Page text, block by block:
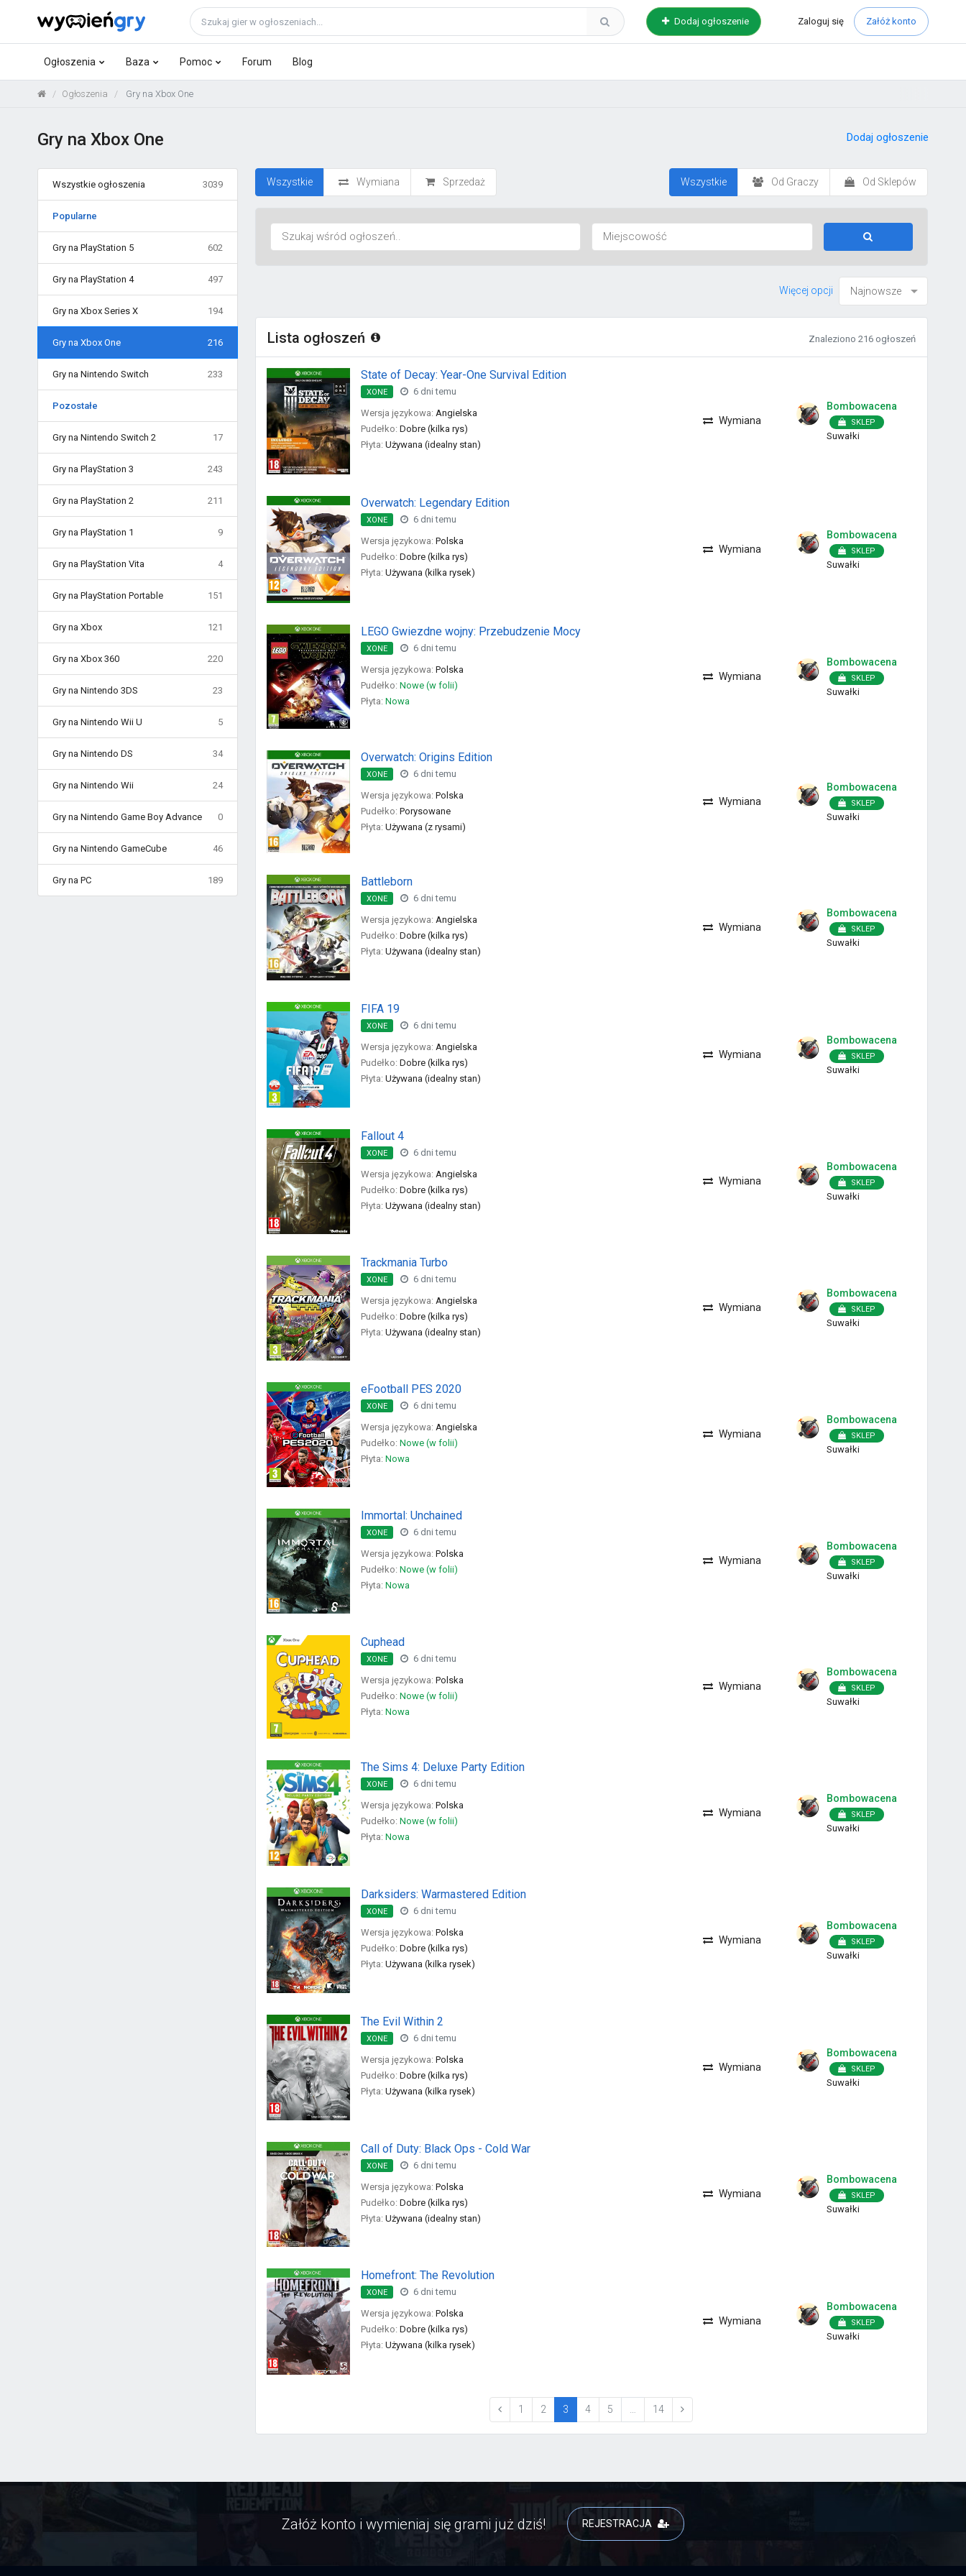
Dodaj ogłoszenie Zaloguj się Załóż konto
Ogłoszenia Baza Pomoc Forum Blog
Ogłoszenia Gry na Xbox One
Gry na Xbox One Dodaj ogłoszenie
Wszystkie ogłoszenia 3039
Popularne
Gry na PlayStation 5 602
Gry na PlayStation 4 497
Gry na Xbox Series X 194
Gry na Xbox One 216
Gry na Nintendo Switch 233
Pozostałe
Gry na Nintendo Switch 2 17
Gry na PlayStation 3 243
Gry na PlayStation 2 211
Gry na PlayStation 1 9
Gry na PlayStation Vita 4
Gry na PlayStation Portable 151
Gry na Xbox 121
Gry na Xbox 360 220
Gry na Nintendo 3DS 23
Gry na Nintendo Wii U 5
Gry na Nintendo DS 34
Gry na Nintendo Wii 24
Gry na Nintendo Game Boy Advance 0
Gry na Nintendo GameCube 46
Gry na PC 189
Wszystkie Wymiana Sprzedaż Wszystkie Od Graczy Od Sklepów
Więcej opcji
Lista ogłoszeń Znaleziono 216 ogłoszeń
State of Decay: Year-One Survival Edition
XONE
6 dni temu
Wersja językowa: Angielska
Pudełko: Dobre (kilka rys)
Płyta: Używana (idealny stan)
Wymiana
Bombowacena
SKLEP
Suwałki
Overwatch: Legendary Edition
XONE
6 dni temu
Wersja językowa: Polska
Pudełko: Dobre (kilka rys)
Płyta: Używana (kilka rysek)
Wymiana
Bombowacena
SKLEP
Suwałki
LEGO Gwiezdne wojny: Przebudzenie Mocy
XONE
6 dni temu
Wersja językowa: Polska
Pudełko: Nowe (w folii)
Płyta: Nowa
Wymiana
Bombowacena
SKLEP
Suwałki
Overwatch: Origins Edition
XONE
6 dni temu
Wersja językowa: Polska
Pudełko: Porysowane
Płyta: Używana (z rysami)
Wymiana
Bombowacena
SKLEP
Suwałki
Battleborn
XONE
6 dni temu
Wersja językowa: Angielska
Pudełko: Dobre (kilka rys)
Płyta: Używana (idealny stan)
Wymiana
Bombowacena
SKLEP
Suwałki
FIFA 19
XONE
6 dni temu
Wersja językowa: Angielska
Pudełko: Dobre (kilka rys)
Płyta: Używana (idealny stan)
Wymiana
Bombowacena
SKLEP
Suwałki
Fallout 4
XONE
6 dni temu
Wersja językowa: Angielska
Pudełko: Dobre (kilka rys)
Płyta: Używana (idealny stan)
Wymiana
Bombowacena
SKLEP
Suwałki
Trackmania Turbo
XONE
6 dni temu
Wersja językowa: Angielska
Pudełko: Dobre (kilka rys)
Płyta: Używana (idealny stan)
Wymiana
Bombowacena
SKLEP
Suwałki
eFootball PES 2020
XONE
6 dni temu
Wersja językowa: Angielska
Pudełko: Nowe (w folii)
Płyta: Nowa
Wymiana
Bombowacena
SKLEP
Suwałki
Immortal: Unchained
XONE
6 dni temu
Wersja językowa: Polska
Pudełko: Nowe (w folii)
Płyta: Nowa
Wymiana
Bombowacena
SKLEP
Suwałki
Cuphead
XONE
6 dni temu
Wersja językowa: Polska
Pudełko: Nowe (w folii)
Płyta: Nowa
Wymiana
Bombowacena
SKLEP
Suwałki
The Sims 4: Deluxe Party Edition
XONE
6 dni temu
Wersja językowa: Polska
Pudełko: Nowe (w folii)
Płyta: Nowa
Wymiana
Bombowacena
SKLEP
Suwałki
Darksiders: Warmastered Edition
XONE
6 dni temu
Wersja językowa: Polska
Pudełko: Dobre (kilka rys)
Płyta: Używana (kilka rysek)
Wymiana
Bombowacena
SKLEP
Suwałki
The Evil Within 2
XONE
6 dni temu
Wersja językowa: Polska
Pudełko: Dobre (kilka rys)
Płyta: Używana (kilka rysek)
Wymiana
Bombowacena
SKLEP
Suwałki
Call of Duty: Black Ops - Cold War
XONE
6 dni temu
Wersja językowa: Polska
Pudełko: Dobre (kilka rys)
Płyta: Używana (idealny stan)
Wymiana
Bombowacena
SKLEP
Suwałki
Homefront: The Revolution
XONE
6 dni temu
Wersja językowa: Polska
Pudełko: Dobre (kilka rys)
Płyta: Używana (kilka rysek)
Wymiana
Bombowacena
SKLEP
Suwałki
1 2 3 (current)
4 5 14
Załóż konto i wymieniaj się grami już dziś! REJESTRACJA